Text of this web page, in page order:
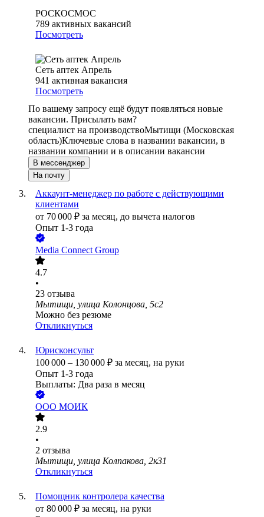
РОСКОСМОС
789 активных вакансий
Посмотреть
Сеть аптек Апрель
941 активная вакансия
Посмотреть
По вашему запросу ещё будут появляться новые
вакансии. Присылать вам?
специалист на производствоМытищи (Московская
область)Ключевые слова в названии вакансии, в
названии компании и в описании вакансии
В мессенджер
На почту
Аккаунт-менеджер по работе с действующими
клиентами
от 70 000 ₽ за месяц, до вычета налогов
Опыт 1-3 года
Media Connect Group
4.7
•
23 отзыва
Мытищи, улица Колонцова, 5с2
Можно без резюме
Откликнуться
Юрисконсульт
100 000 – 130 000 ₽ за месяц, на руки
Опыт 1-3 года
Выплаты: Два раза в месяц
ООО МОИК
2.9
•
2 отзыва
Мытищи, улица Колпакова, 2к31
Откликнуться
Помощник контролера качества
от 80 000 ₽ за месяц, на руки